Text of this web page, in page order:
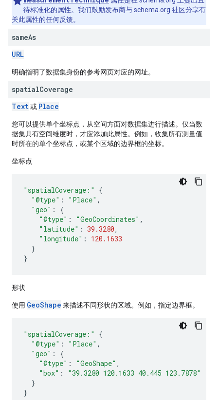
待标准化的属性。我们鼓励发布商与 schema.org 社区分享有
关此属性的任何反馈。
sameAs
URL
明确指明了数据集身份的参考网页对应的网址。
spatialCoverage
Text或 Place
您可以提供单个坐标点，从空间方面对数据集进行描述。仅当数
据集具有空间维度时，才应添加此属性。例如，收集所有测量值
时所在的单个坐标点，或某个区域的边界框的坐标。
坐标点
"spatialCoverage:"
{
"@type" : "Place" ,
"geo" :
{
"@type" : "GeoCoordinates" ,
"latitude" : 39.3280,
"longitude" :
120.1633
}
}
形状
使用 GeoShape 来描述不同形状的区域。例如，指定边界框。
"spatialCoverage:"
{
"@type" : "Place" ,
"geo" :
{
"@type" : "GeoShape" ,
"box" :
"39.3280 120.1633 40.445 123.7878"
}
}